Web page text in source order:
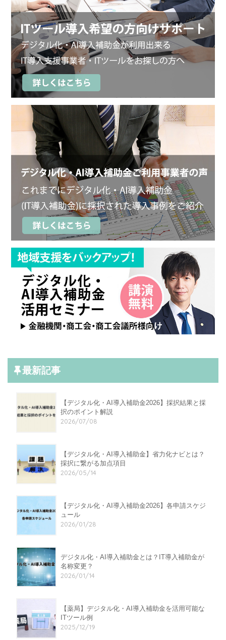
最新記事
【デジタル化・AI導入補助金2026】採択結果と採
択のポイント解説
2026/07/08
【デジタル化・AI導入補助金】省力化ナビとは？
採択に繋がる加点項目
2026/05/14
【デジタル化・AI導入補助金2026】各申請スケジ
ュール
2026/01/28
デジタル化・AI導入補助金とは？IT導入補助金が
名称変更？
2026/01/14
【薬局】デジタル化・AI導入補助金を活用可能な
ITツール例
2025/12/19